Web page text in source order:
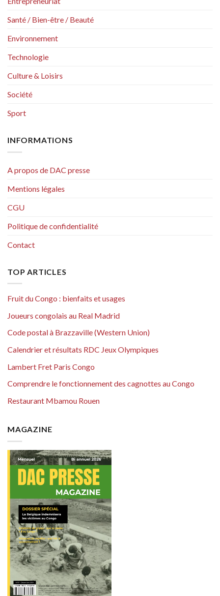
Santé / Bien-être / Beauté
Environnement
Technologie
Culture & Loisirs
Société
Sport
INFORMATIONS
A propos de DAC presse
Mentions légales
CGU
Politique de confidentialité
Contact
TOP ARTICLES
Fruit du Congo : bienfaits et usages
Joueurs congolais au Real Madrid
Code postal à Brazzaville (Western Union)
Calendrier et résultats RDC Jeux Olympiques
Lambert Fret Paris Congo
Comprendre le fonctionnement des cagnottes au Congo
Restaurant Mbamou Rouen
MAGAZINE